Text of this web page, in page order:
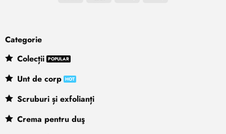
Categorie
Colecții
Unt de corp
Scruburi și exfolianți
Crema pentru duş